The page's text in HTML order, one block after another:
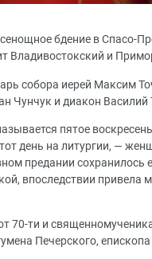
бдение в Спасо-
Владивостокский и
собора иерей Максим
Чунчук и диакон Василий
пятое
день на литургии, —
предании
впоследствии привела
70-ти и
Печерского,